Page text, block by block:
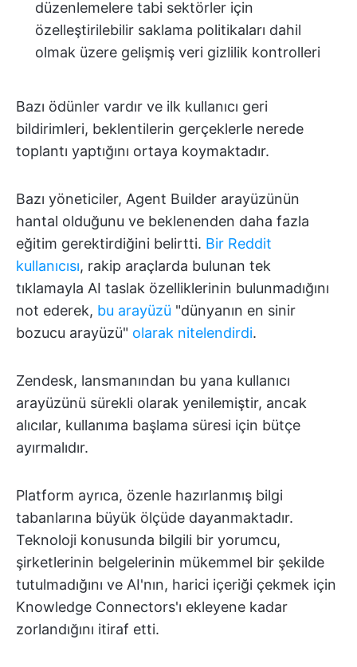
düzenlemelere tabi sektörler için
özelleştirilebilir saklama politikaları dahil
olmak üzere gelişmiş veri gizlilik kontrolleri
Bazı ödünler vardır ve ilk kullanıcı geri
bildirimleri, beklentilerin gerçeklerle nerede
toplantı yaptığını ortaya koymaktadır.
Bazı yöneticiler, Agent Builder arayüzünün
hantal olduğunu ve beklenenden daha fazla
eğitim gerektirdiğini belirtti. Bir Reddit
kullanıcısı, rakip araçlarda bulunan tek
tıklamayla AI taslak özelliklerinin bulunmadığını
not ederek, bu arayüzü "dünyanın en sinir
bozucu arayüzü" olarak nitelendirdi.
Zendesk, lansmanından bu yana kullanıcı
arayüzünü sürekli olarak yenilemiştir, ancak
alıcılar, kullanıma başlama süresi için bütçe
ayırmalıdır.
Platform ayrıca, özenle hazırlanmış bilgi
tabanlarına büyük ölçüde dayanmaktadır.
Teknoloji konusunda bilgili bir yorumcu,
şirketlerinin belgelerinin mükemmel bir şekilde
tutulmadığını ve AI'nın, harici içeriği çekmek için
Knowledge Connectors'ı ekleyene kadar
zorlandığını itiraf etti.